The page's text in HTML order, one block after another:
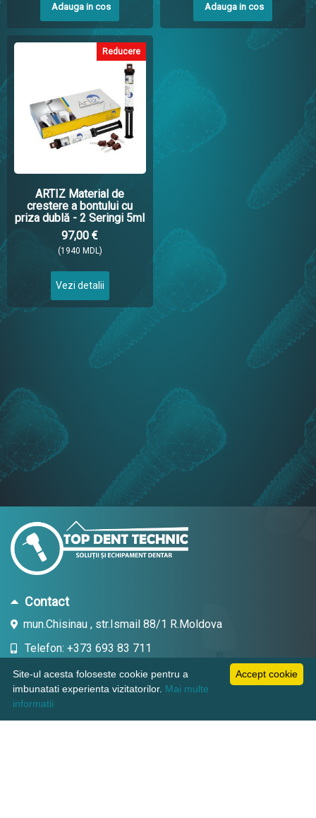
Adauga in cos Adauga in cos
Reducere
ARTIZ Material de
crestere a bontului cu
priza dublă - 2 Seringi 5ml
97,00 €
(1940 MDL)
Vezi detalii
Contact
mun.Chisinau , str.Ismail 88/1 R.Moldova
Telefon: +373 693 83 711
Email: topdent.technic@gmail.com
Accept cookie
Site-ul acesta foloseste cookie pentru a
imbunatati experienta vizitatorilor. Mai multe
informatii